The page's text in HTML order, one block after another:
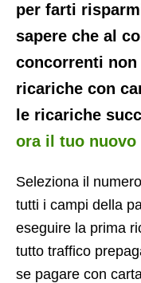
per farti
sapere che al
concorrenti
ricariche con
le ricariche
ora il tuo nuovo
Seleziona il
tutti i campi della
eseguire la prima
tutto traffico
se pagare con